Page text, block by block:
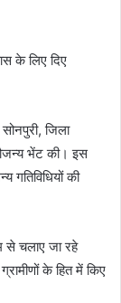
जिला
भेंट की। इस
गतिविधियों की
से चलाए जा रहे
के हित में किए